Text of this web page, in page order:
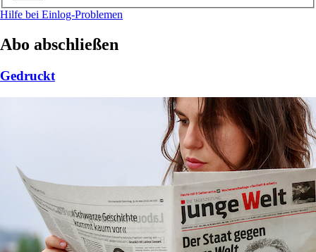
Hilfe bei Einlog-Problemen
Abo abschließen
Gedruckt